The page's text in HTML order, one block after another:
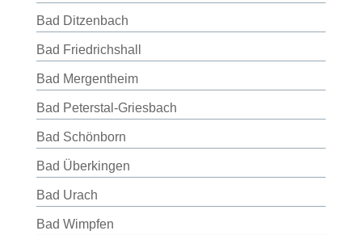
Bad Ditzenbach
Bad Friedrichshall
Bad Mergentheim
Bad Peterstal-Griesbach
Bad Schönborn
Bad Überkingen
Bad Urach
Bad Wimpfen